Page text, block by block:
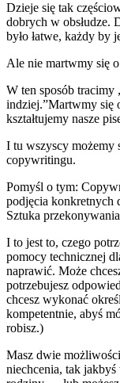
Dzieje się tak
dobrych w obsłudze.
było łatwe, każdy by
Ale nie martwmy się
W ten sposób tracimy
indziej.”Martwmy się
kształtujemy nasze
I tu wszyscy możemy
copywritingu.
Pomyśl o tym:
podjęcia konkretnych
Sztuka
I to jest to, czego
pomocy technicznej
naprawić. Może
potrzebujesz
chcesz wykonać
kompetentnie, abyś
robisz.)
Masz dwie
niechcenia, tak jakbyś